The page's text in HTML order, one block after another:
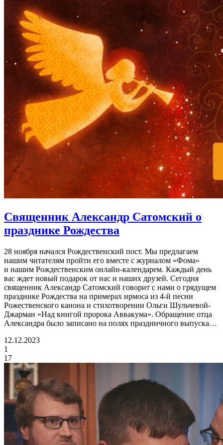
Священник Александр Сатомский о
празднике Рождества
28 ноября начался Рождественский пост. Мы предлагаем
нашим читателям пройти его вместе с журналом «Фома»
и нашим Рождественским онлайн-календарем. Каждый день
вас ждет новый подарок от нас и наших друзей. Сегодня
священник Александр Сатомский говорит с нами о грядущем
празднике Рождества на примерах ирмоса из 4-й песни
Рожественского канона и стихотворении Ольги Шульчевой-
Джарман «Над книгой пророка Аввакума». Обращение отца
Александра было записано на полях праздничного выпуска…
12.12.2023
1
17